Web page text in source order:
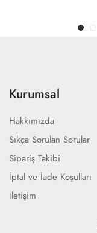
Kurumsal
Hakkımızda
Sıkça Sorulan Sorular
Sipariş Takibi
İptal ve İade Koşulları
İletişim